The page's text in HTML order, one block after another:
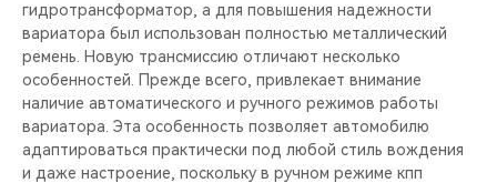
гидротрансформатор, а для повышения надежности
вариатора был использован полностью металлический
ремень. Новую трансмиссию отличают несколько
особенностей. Прежде всего, привлекает внимание
наличие автоматического и ручного режимов работы
вариатора. Эта особенность позволяет автомобилю
адаптироваться практически под любой стиль вождения
и даже настроение, поскольку в ручном режиме кпп